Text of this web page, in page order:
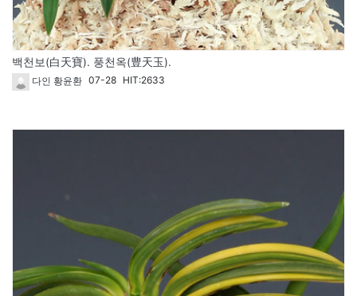
백천보(白天寶). 풍천옥(豊天玉).
다인 황윤환 07-28 HIT:2633